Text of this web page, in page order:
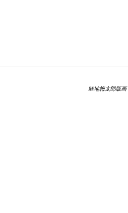
畦地梅太郎版画